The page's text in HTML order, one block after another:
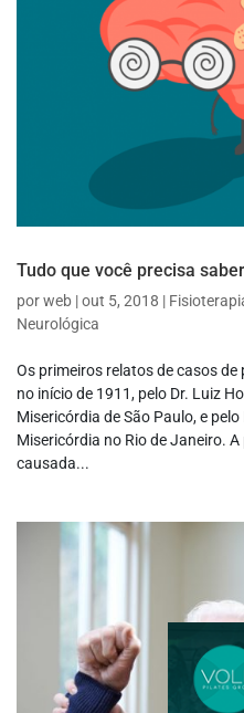
Tudo que você precisa
porweb |out 5, 2018 |
Neurológica
Os primeiros relatos de casos
no início de 1911, pelo Dr. Luiz
Misericórdia de São Paulo, e
Misericórdia no Rio de Janeiro.
causada...